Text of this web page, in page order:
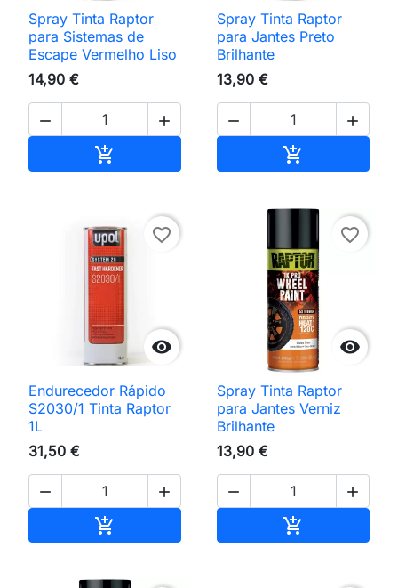
Spray Tinta Raptor
para Sistemas de
Escape Vermelho Liso
14,90 €
 

Spray Tinta Raptor
para Jantes Preto
Brilhante
13,90 €
 


favorite_border
Endurecedor Rápido
S2030/1 Tinta Raptor
1L
31,50 €
 


favorite_border
Spray Tinta Raptor
para Jantes Verniz
Brilhante
13,90 €
 
